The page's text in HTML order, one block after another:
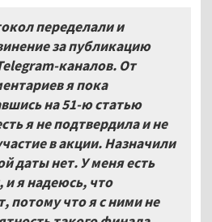
переделали и
за публикацию
каналов. От
я пока
на 51-ю статью
я не подтвердила и не
в акции. Назначили
даты нет. У меня есть
я надеюсь, что
потому что я с ними не